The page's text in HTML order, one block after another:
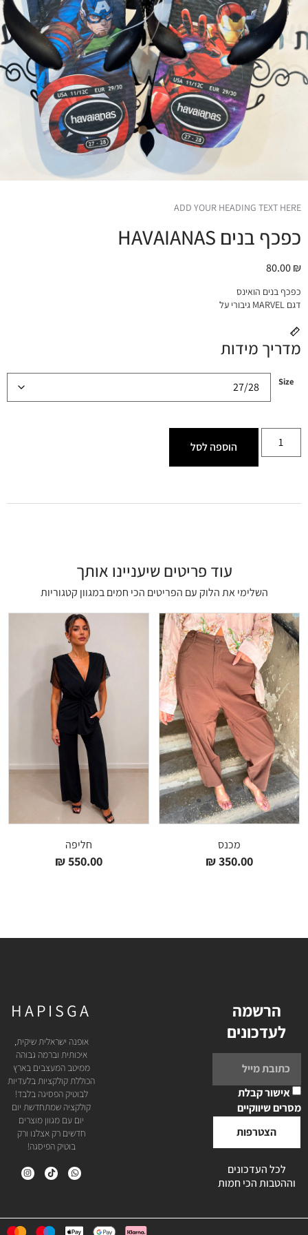
ADD YOUR HEADING TEXT HERE
כפכף בנים HAVAIANAS
80.00₪
כפכף בנים הואינס
דגם MARVEL גיבורי על
מדריך מידות
Size
הוספה לסל
עוד פריטים שיעניינו אותך
השלימי את הלוק עם הפריטים הכי חמים במגוון קטגוריות
מכנס
350.00
₪
חליפה
550.00
₪
הרשמה
לעדכונים
אישור קבלת
מסרים שיווקיים
הצטרפות
לכל העדכונים
וההטבות הכי חמות
HAPISGA
אופנה ישראלית שיקית,
איכותית וברמה גבוהה
ממיטב המעצבים בארץ
הכוללת קולקציות בלעדיות
לבוטיק הפסיגה בלבד!
קולקציה שמתחדשת יום
יום עם מגוון מוצרים
חדשים רק אצלנו ורק
בוטיק הפיסגה!